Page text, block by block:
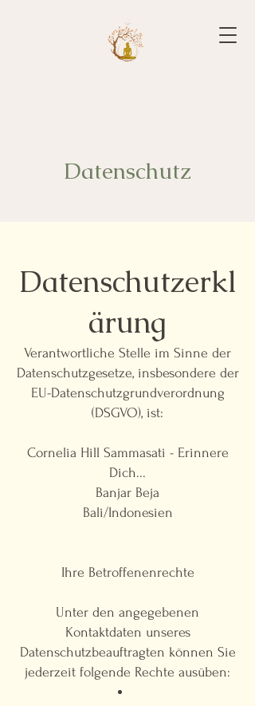
Datenschutz
Datenschutzerkl
ärung
Verantwortliche Stelle im Sinne der
Datenschutzgesetze, insbesondere der
EU-Datenschutzgrundverordnung
(DSGVO), ist:
Cornelia Hill Sammasati - Erinnere
Dich...
Banjar Beja
Bali/Indonesien
Ihre Betroffenenrechte
Unter den angegebenen
Kontaktdaten unseres
Datenschutzbeauftragten können Sie
jederzeit folgende Rechte ausüben: